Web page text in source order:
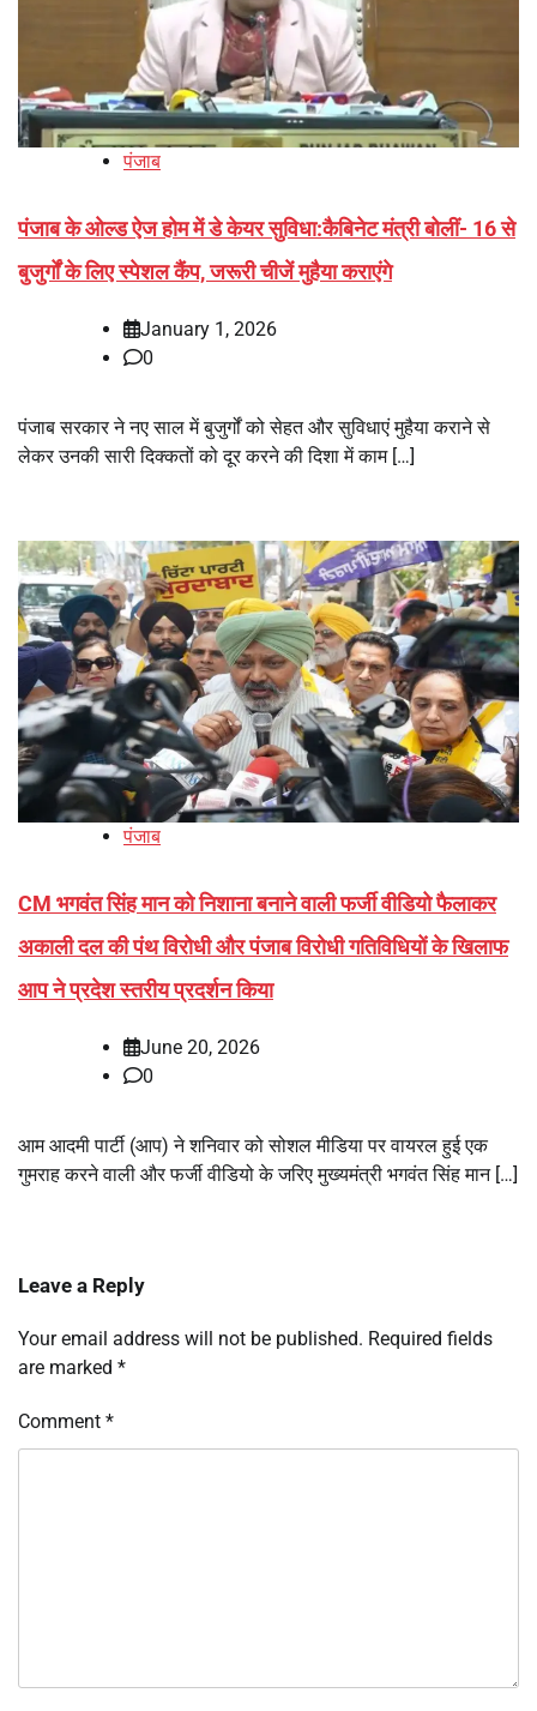
पंजाब
पंजाब के ओल्ड ऐज होम में डे केयर सुविधा:कैबिनेट मंत्री बोलीं- 16 से
बुजुर्गों के लिए स्पेशल कैंप, जरूरी चीजें मुहैया कराएंगे
January 1, 2026
0
पंजाब सरकार ने नए साल में बुजुर्गों को सेहत और सुविधाएं मुहैया कराने से
लेकर उनकी सारी दिक्कतों को दूर करने की दिशा में काम […]
पंजाब
CM भगवंत सिंह मान को निशाना बनाने वाली फर्जी वीडियो फैलाकर
अकाली दल की पंथ विरोधी और पंजाब विरोधी गतिविधियों के खिलाफ
आप ने प्रदेश स्तरीय प्रदर्शन किया
June 20, 2026
0
आम आदमी पार्टी (आप) ने शनिवार को सोशल मीडिया पर वायरल हुई एक
गुमराह करने वाली और फर्जी वीडियो के जरिए मुख्यमंत्री भगवंत सिंह मान […]
Leave a Reply
Your email address will not be published. Required fields
are marked *
Comment *